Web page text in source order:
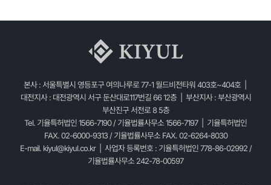
본사 : 서울특별시 영등포구 여의나루로 77-1 월드비전타워 403호~404호 |
대전지사 : 대전광역시 서구 둔산대로117번길 66 12층 | 부산지사 : 부산광역시
부산진구 서전로 8 5층
Tel. 기율특허법인 1566-7190 / 기율법률사무소 1566-7197 | 기율특허법인
FAX. 02-6000-9313 / 기율법률사무소 FAX. 02-6264-8030
E-mail. kiyul@kiyul.co.kr| 사업자 등록번호 : 기율특허법인 778-86-02992 /
기율법률사무소 242-78-00597